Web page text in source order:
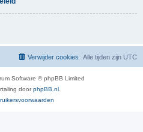
Alle tijden zijn UTC
Verwijder cookies
Software © phpBB Limited
doorphpBB.nl